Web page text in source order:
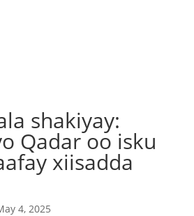
shakiyay:
Qadar oo isku
xiisadda
4, 2025